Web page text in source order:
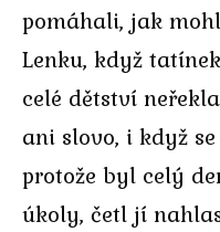
pomáhali, jak
Lenku, když
celé dětství
ani slovo, i když
protože byl celý
úkoly, četl jí